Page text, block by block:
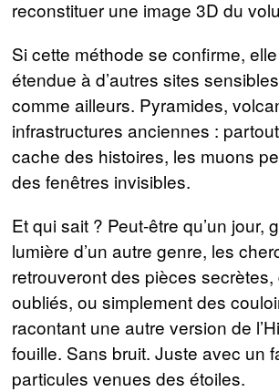
reconstituer une image 3D du
Si cette méthode se confirme,
étendue à d’autres sites
comme ailleurs. Pyramides,
infrastructures anciennes :
cache des histoires, les muons
des fenêtres invisibles.
Et qui sait ? Peut-être qu’un jour,
lumière d’un autre genre, les
retrouveront des pièces
oubliés, ou simplement des
racontant une autre version de
fouille. Sans bruit. Juste avec un
particules venues des étoiles.